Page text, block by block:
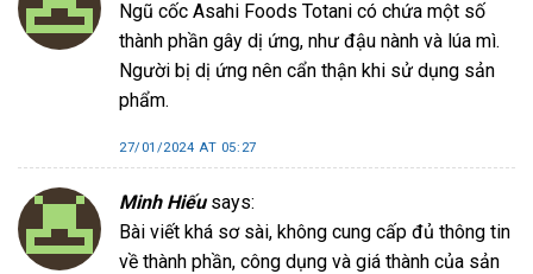
Ngũ cốc Asahi Foods Totani có chứa một số
thành phần gây dị ứng, như đậu nành và lúa mì.
Người bị dị ứng nên cẩn thận khi sử dụng sản
phẩm.
27/01/2024 AT 05:27
Minh Hiếu says:
Bài viết khá sơ sài, không cung cấp đủ thông tin
về thành phần, công dụng và giá thành của sản